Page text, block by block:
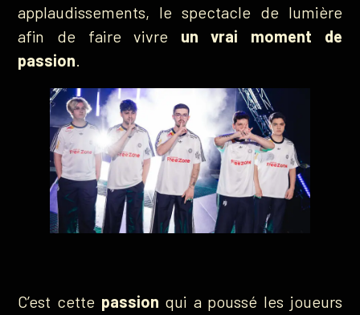
applaudissements, le spectacle de lumière
afin de faire vivre un vrai moment de
passion
C’est cette passion qui a poussé les joueurs